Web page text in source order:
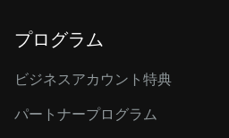
プログラム
ビジネスアカウント特典
パートナープログラム